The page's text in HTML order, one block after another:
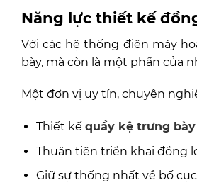
Năng lực thiết kế
Với các hệ thống điện máy
bày, mà còn là một phần của
Một đơn vị uy tín, chuyên
Thiết kế quầy kệ trưng bày
Thuận tiện triển khai đồng
Giữ sự thống nhất về bố